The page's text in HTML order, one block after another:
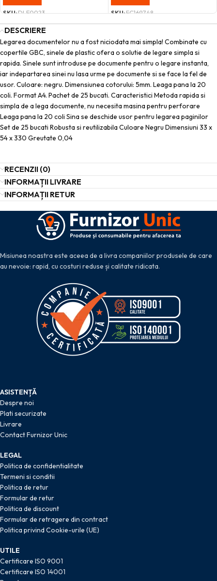
SKU:DLE0023 SKU:FC169748
DESCRIERE
Legarea documentelor nu a fost niciodata mai simpla! Combinate cu
copertile GBC, sinele de plastic ofera o solutie de legare simpla si
rapida. Sinele sunt introduse pe documente pentru o legare instanta,
iar indepartarea sinei nu lasa urme pe documente si se face la fel de
usor. Culoare: negru. Dimensiunea cotorului: 5mm. Leaga pana la 20
coli. Format A4. Pachet de 25 bucati. Caracteristici Metoda rapida si
simpla de a lega documente, nu necesita masina pentru perforare
Leaga pana la 20 coli Sina se deschide usor pentru legarea paginilor
Set de 25 bucati Robusta si reutilizabila Culoare Negru Dimensiuni 33 x
54 x 330 Greutate 0,04
RECENZII (0)
INFORMAȚII LIVRARE
INFORMAȚII RETUR
Misiunea noastra este aceea de a livra companiilor produsele de care
au nevoie: rapid, cu costuri reduse și calitate ridicata.
ASISTENȚĂ
Despre noi
Plati securizate
Livrare
Contact Furnizor Unic
LEGAL
Politica de confidentialitate
Termeni si conditii
Politica de retur
Formular de retur
Politica de discount
Formular de retragere din contract
Politica privind Cookie-urile (UE)
UTILE
Certificare ISO 9001
Certificare ISO 14001